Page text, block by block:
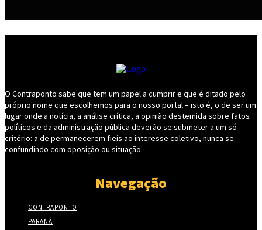
O Contraponto sabe que tem um papel a cumprir e que é ditado pelo
próprio nome que escolhemos para o nosso portal – isto é, o de ser um
lugar onde a notícia, a análise crítica, a opinião destemida sobre fatos
políticos e da administração pública deverão se submeter a um só
critério: a de permanecerem fieis ao interesse coletivo, nunca se
confundindo com oposição ou situação.
Navegação
CONTRAPONTO
PARANÁ